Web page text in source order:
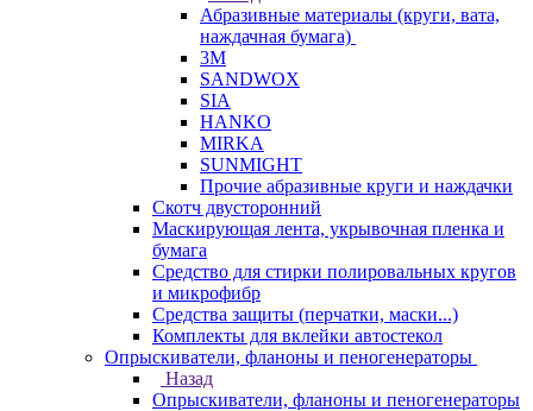
Абразивные материалы (круги, вата,
наждачная бумага)
3М
SANDWOX
SIA
HANKO
MIRKA
SUNMIGHT
Прочие абразивные круги и наждачки
Скотч двусторонний
Маскирующая лента, укрывочная пленка и
бумага
Средство для стирки полировальных кругов
и микрофибр
Средства защиты (перчатки, маски...)
Комплекты для вклейки автостекол
Опрыскиватели, фланоны и пеногенераторы
Назад
Опрыскиватели, фланоны и пеногенераторы